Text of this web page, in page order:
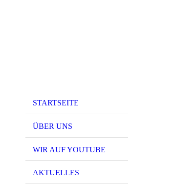
STARTSEITE
ÜBER UNS
WIR AUF YOUTUBE
AKTUELLES